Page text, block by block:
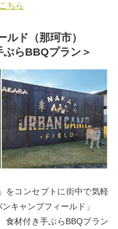
こちら
ド（那珂市）
らBBQプラン＞
をコンセプトに街中で気軽
キャンプフィールド」
食材付き手ぶらBBQプラン